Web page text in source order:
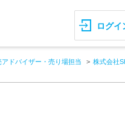
ログイ
ドバイザー・売り場担当 株式会社